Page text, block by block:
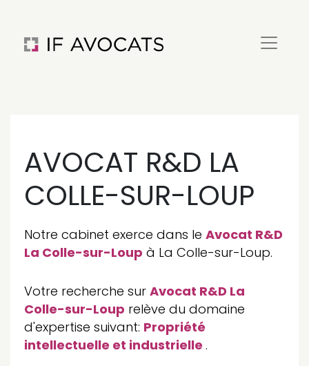
AVOCAT R&D LA
COLLE-SUR-LOUP
Notre cabinet exerce dans le Avocat R&D
La Colle-sur-Loup à La Colle-sur-Loup.
Votre recherche sur Avocat R&D La
Colle-sur-Loup relève du domaine
d'expertise suivant: Propriété
intellectuelle et industrielle .